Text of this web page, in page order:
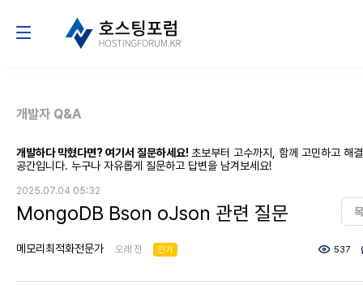
개발자 Q&A
개발하다 막혔다면? 여기서 질문하세요! 초보부터 고수까지, 함께 고민하고 해
공간입니다. 누구나 자유롭게 질문하고 답변을 남겨보세요!
2025.07.04 05:32
MongoDB Bson oJson 관련 질문
메모리최적화전문가 오래 전 인기 537